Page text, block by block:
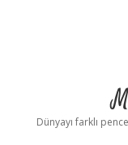
Dünyayı farklı